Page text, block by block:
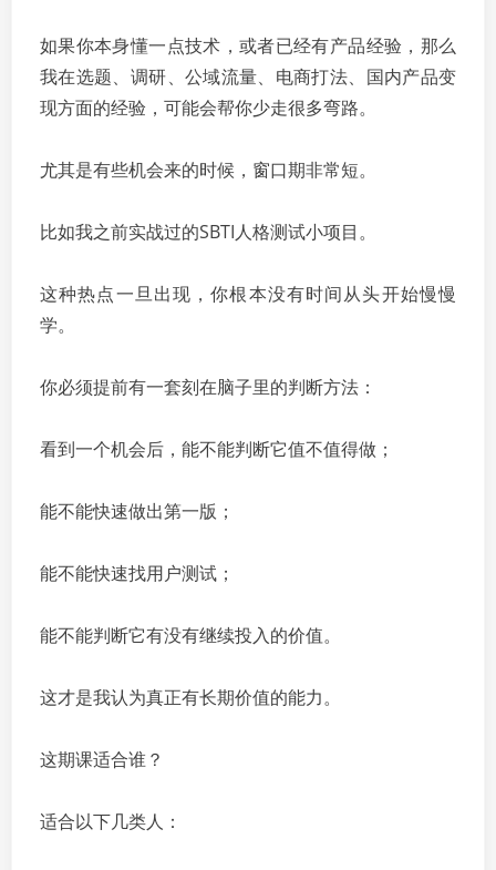
如果你本身懂一点技术，或者已经有产品经验，那么
我在选题、调研、公域流量、电商打法、国内产品变
现方面的经验，可能会帮你少走很多弯路。
尤其是有些机会来的时候，窗口期非常短。
比如我之前实战过的SBTI人格测试小项目。
这种热点一旦出现，你根本没有时间从头开始慢慢
学。
你必须提前有一套刻在脑子里的判断方法：
看到一个机会后，能不能判断它值不值得做；
能不能快速做出第一版；
能不能快速找用户测试；
能不能判断它有没有继续投入的价值。
这才是我认为真正有长期价值的能力。
这期课适合谁？
适合以下几类人：